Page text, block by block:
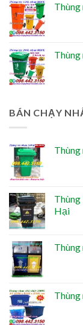
BÁN CHẠY
Hại
Thùng